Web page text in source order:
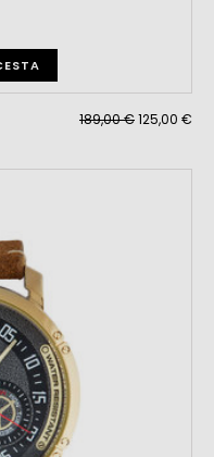
189,00 €125,00 €